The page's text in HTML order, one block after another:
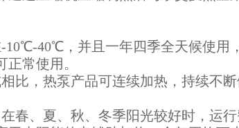
40℃，并且一年四季全天候使用
常使用。
比，热泵产品可连续加热，持续不
春、夏、秋、冬季阳光较好时，运